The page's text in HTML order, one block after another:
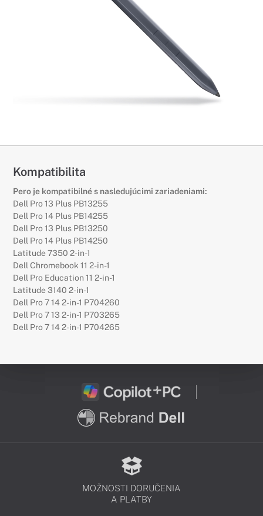
Kompatibilita
Pero je kompatibilné s nasledujúcimi zariadeniami:
Dell Pro 13 Plus PB13255
Dell Pro 14 Plus PB14255
Dell Pro 13 Plus PB13250
Dell Pro 14 Plus PB14250
Latitude 7350 2-in-1
Dell Chromebook 11 2-in-1
Dell Pro Education 11 2-in-1
Latitude 3140 2-in-1
Dell Pro 7 14 2-in-1 P704260
Dell Pro 7 13 2-in-1 P703265
Dell Pro 7 14 2-in-1 P704265
MOŽNOSTI DORUČENIA
A PLATBY